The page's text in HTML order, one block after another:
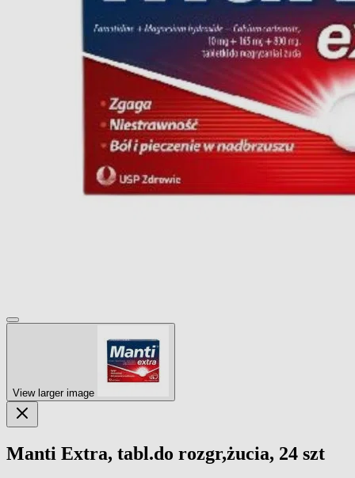
View larger image
Manti Extra, tabl.do rozgr,żucia, 24 szt